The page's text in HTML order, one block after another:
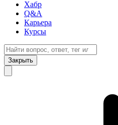
Хабр
Q&A
Карьера
Курсы
Закрыть